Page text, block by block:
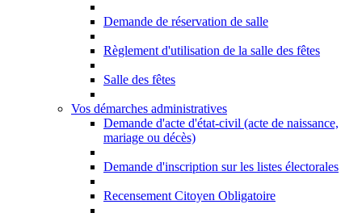
Demande de réservation de salle
Règlement d'utilisation de la salle des fêtes
Salle des fêtes
Vos démarches administratives
Demande d'acte d'état-civil (acte de naissance,
mariage ou décès)
Demande d'inscription sur les listes électorales
Recensement Citoyen Obligatoire